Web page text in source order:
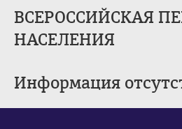
ВСЕРОССИЙСКАЯ
НАСЕЛЕНИЯ
Информация